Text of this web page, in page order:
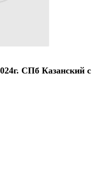
СПб Казанский с